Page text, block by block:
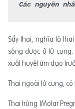
Các nguyên
Sẩy thai, nghĩa là
sống được ở tử
xuất huyết âm đạo
Thai ngoài tử cung,
Thai trứng (Molar